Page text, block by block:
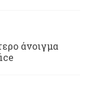
άνοιγμα